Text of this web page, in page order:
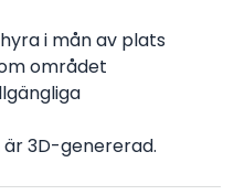
i mån av plats
området
3D-genererad.